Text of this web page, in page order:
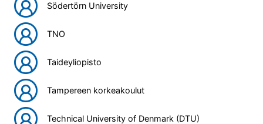
Södertörn University
TNO
Taideyliopisto
Tampereen korkeakoulut
Technical University of Denmark (DTU)